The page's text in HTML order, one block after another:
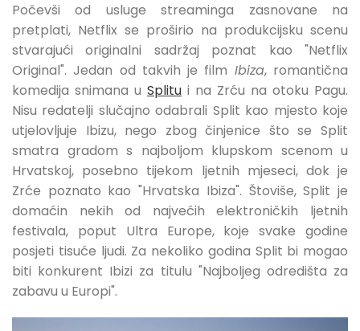
Počevši od usluge streaminga zasnovane na
pretplati, Netflix se proširio na produkcijsku scenu
stvarajući originalni sadržaj poznat kao "Netflix
Original". Jedan od takvih je film Ibiza, romantična
komedija snimana u Splitu i na Zrću na otoku Pagu.
Nisu redatelji slučajno odabrali Split kao mjesto koje
utjelovljuje Ibizu, nego zbog činjenice što se Split
smatra gradom s najboljom klupskom scenom u
Hrvatskoj, posebno tijekom ljetnih mjeseci, dok je
Zrće poznato kao "Hrvatska Ibiza". Štoviše, Split je
domaćin nekih od najvećih elektroničkih ljetnih
festivala, poput Ultra Europe, koje svake godine
posjeti tisuće ljudi. Za nekoliko godina Split bi mogao
biti konkurent Ibizi za titulu "Najboljeg odredišta za
zabavu u Europi".